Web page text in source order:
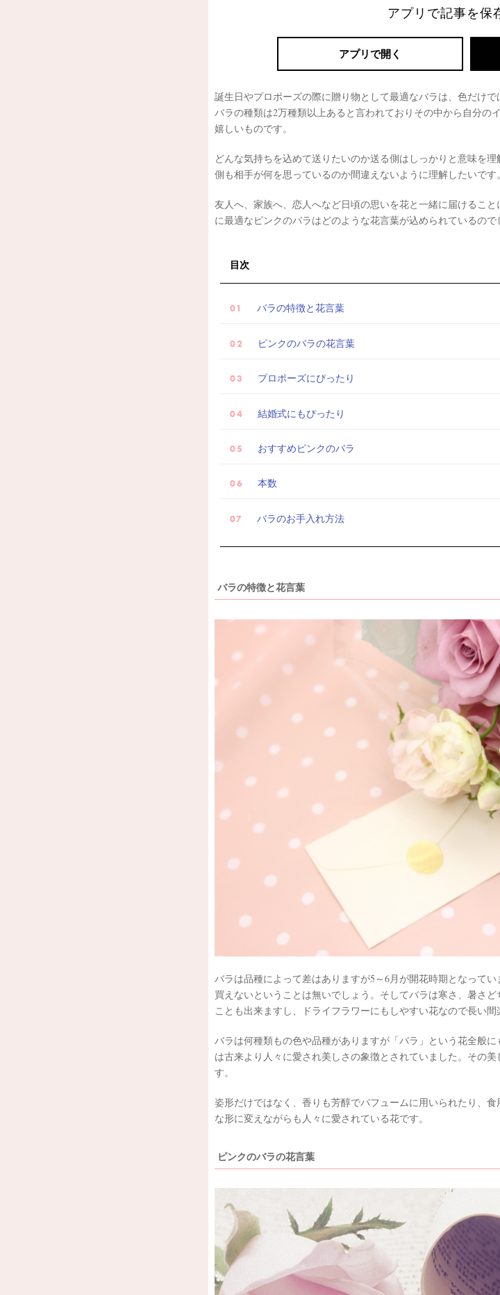
アプリで記事を保
アプリで開く
誕生日やプロポーズの際に贈り物として最適なバラは、色だけで
バラの種類は2万種類以上あると言われておりその中から自分の
嬉しいものです。
どんな気持ちを込めて送りたいのか送る側はしっかりと意味を
側も相手が何を思っているのか間違えないように理解したいです。
友人へ、家族へ、恋人へなど日頃の思いを花と一緒に届けるこ
に最適なピンクのバラはどのような花言葉が込められているので
目次
バラの特徴と花言葉
ピンクのバラの花言葉
プロポーズにぴったり
結婚式にもぴったり
おすすめピンクのバラ
本数
バラのお手入れ方法
バラの特徴と花言葉
バラは品種によって差はありますが5～6月が開花時期となって
買えないということは無いでしょう。そしてバラは寒さ、暑さ
ことも出来ますし、ドライフラワーにもしやすい花なので長い間
バラは何種類もの色や品種がありますが「バラ」という花全般
は古来より人々に愛され美しさの象徴とされていました。その
す。
姿形だけではなく、香りも芳醇でパフュームに用いられたり、
な形に変えながらも人々に愛されている花です。
ピンクのバラの花言葉